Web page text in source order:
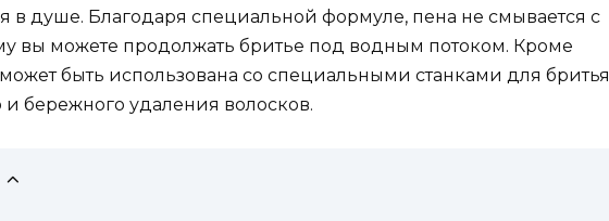
в душе. Благодаря специальной формуле, пена не смывается с
вы можете продолжать бритье под водным потоком. Кроме
быть использована со специальными станками для бритья
и бережного удаления волосков.